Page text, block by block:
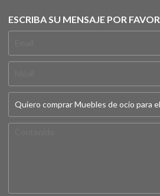
ESCRIBA SU MENSAJE POR FAVOR